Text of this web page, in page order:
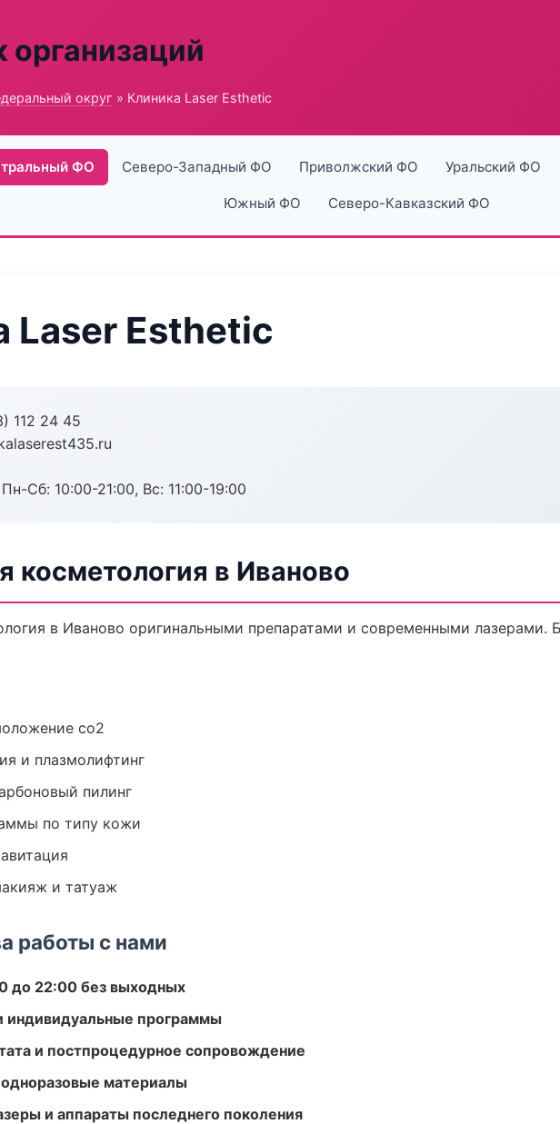
организаций
округ » Клиника Laser Esthetic
ФО Северо-Западный ФО Приволжский ФО Уральский ФО
Южный ФО Северо-Кавказский ФО
Laser Esthetic
112 24 45
Пн-Сб: 10:00-21:00, Вс: 11:00-19:00
косметология в Иваново
в Иваново оригинальными препаратами и современными лазерами.
co2
и плазмолифтинг
пилинг
по типу кожи
и татуаж
работы с нами
до 22:00 без выходных
индивидуальные программы
и постпроцедурное сопровождение
материалы
и аппараты последнего поколения